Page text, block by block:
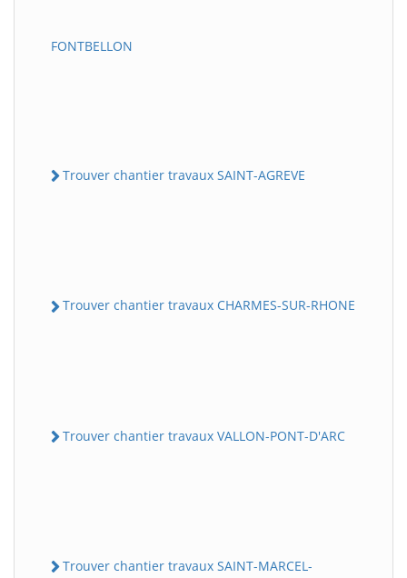
FONTBELLON
Trouver chantier travaux SAINT-AGREVE
Trouver chantier travaux CHARMES-SUR-RHONE
Trouver chantier travaux VALLON-PONT-D'ARC
Trouver chantier travaux SAINT-MARCEL-